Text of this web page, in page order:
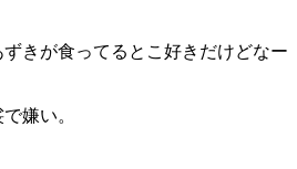
きが食ってるとこ好きだけどなー
嫌い。